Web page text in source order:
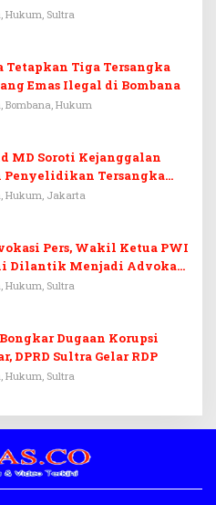
Hukum, Sultra
Tetapkan Tiga Tersangka
Emas Ilegal di Bombana
Bombana, Hukum
MD Soroti Kejanggalan
Penyelidikan Tersangka
Hukum, Jakarta
Pers, Wakil Ketua PWI
Dilantik Menjadi Advokat
Hukum, Sultra
Dugaan Korupsi
DPRD Sultra Gelar RDP
Hukum, Sultra